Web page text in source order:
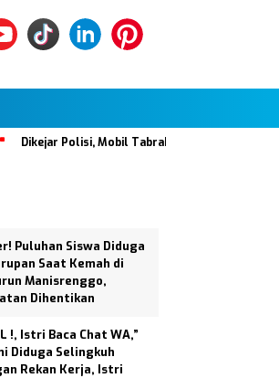
Polisi, Mobil Tabrak Satu Keluarga di Halte
Puluhan Siswa Diduga
Saat Kemah di
Manisrenggo,
Dihentikan
!, Istri Baca Chat WA,”
Diduga Selingkuh
Rekan Kerja, Istri